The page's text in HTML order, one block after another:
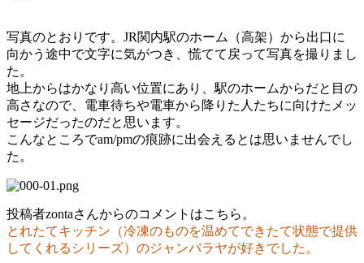
写真のとおりです。JR関内駅のホーム（高架）から出口に
向かう途中で文字に気がつき、慌てて戻って写真を撮りまし
た。
地上からはかなり高い位置にあり、駅のホームからだと目の
高さなので、電車待ちや電車から降りた人たちに向けたメッ
セージだったのだと思います。
こんなところでam/pmの痕跡に出会えるとは思いませんでし
た。
投稿者zontaさんからのコメントはこちら。
とれたてキッチン（冷凍のものを温めてできたて状態で提供
してくれるシリーズ）のジャンバラヤが好きでした。